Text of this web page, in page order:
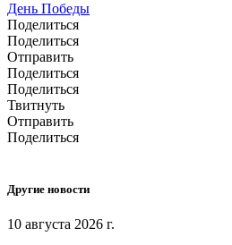
День Победы
Поделиться
Поделиться
Отправить
Поделиться
Поделиться
Твитнуть
Отправить
Поделиться
Другие новости
10 августа 2026 г.